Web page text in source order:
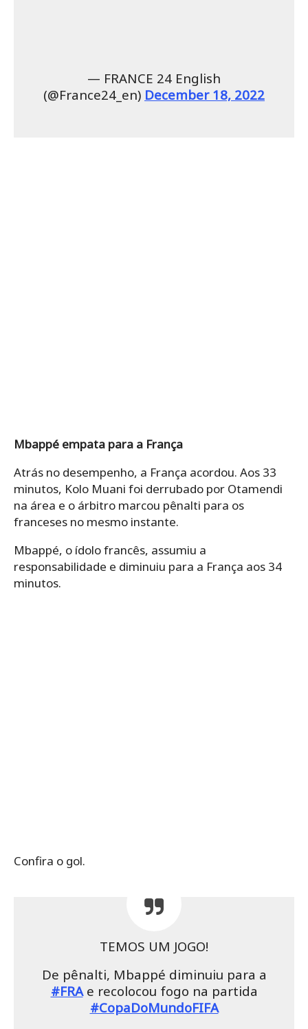
— FRANCE 24 English
(@France24_en) December 18, 2022
Mbappé empata para a França
Atrás no desempenho, a França acordou. Aos 33
minutos, Kolo Muani foi derrubado por Otamendi
na área e o árbitro marcou pênalti para os
franceses no mesmo instante.
Mbappé, o ídolo francês, assumiu a
responsabilidade e diminuiu para a França aos 34
minutos.
Confira o gol.
TEMOS UM JOGO!
De pênalti, Mbappé diminuiu para a
#FRAe recolocou fogo na partida
#CopaDoMundoFIFA